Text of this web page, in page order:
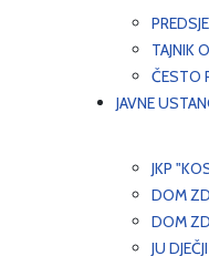
TAJNIK
ČESTO
JAVNE
JKP
DOM
DOM
JU